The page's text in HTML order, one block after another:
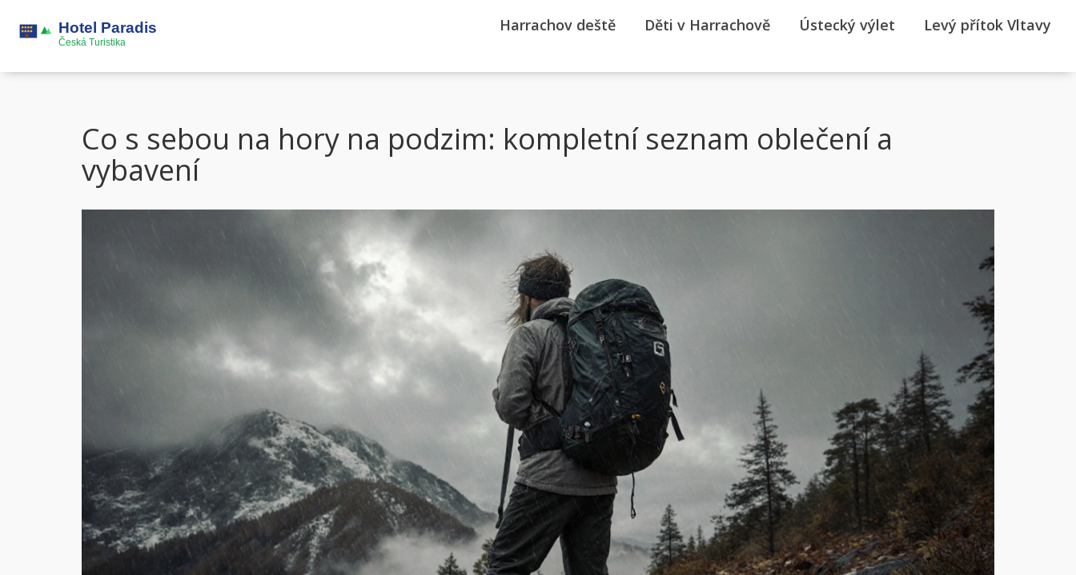
Harrachov deště Děti v Harrachově Ústecký výlet Levý přítok Vltavy
Co s sebou na hory na podzim: kompletní seznam oblečení a
vybavení